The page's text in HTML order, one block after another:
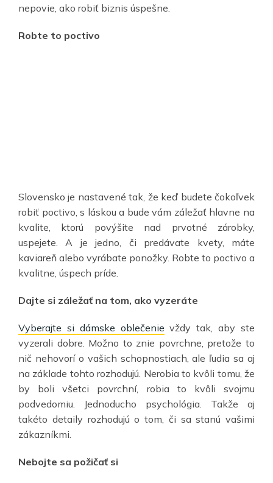
nepovie, ako robiť biznis úspešne.
Robte to poctivo
Slovensko je nastavené tak, že keď budete čokoľvek
robiť poctivo, s láskou a bude vám záležať hlavne na
kvalite, ktorú povýšite nad prvotné zárobky,
uspejete. A je jedno, či predávate kvety, máte
kaviareň alebo vyrábate ponožky. Robte to poctivo a
kvalitne, úspech príde.
Dajte si záležať na tom, ako vyzeráte
Vyberajte si dámske oblečenie vždy tak, aby ste
vyzerali dobre. Možno to znie povrchne, pretože to
nič nehovorí o vašich schopnostiach, ale ľudia sa aj
na základe tohto rozhodujú. Nerobia to kvôli tomu, že
by boli všetci povrchní, robia to kvôli svojmu
podvedomiu. Jednoducho psychológia. Takže aj
takéto detaily rozhodujú o tom, či sa stanú vašimi
zákazníkmi.
Nebojte sa požičať si